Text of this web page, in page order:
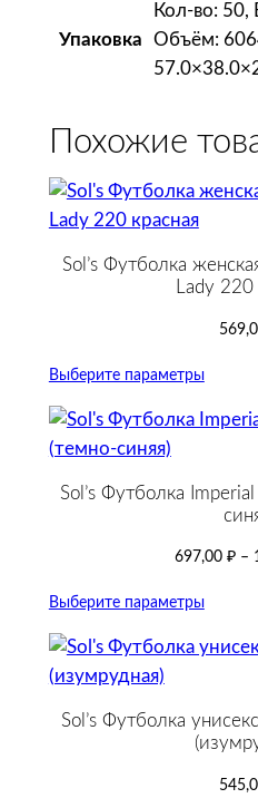
Упаковка
Кол-во: 50,
Объём:
Похожие
Sol’s Футболка
Lady 220
Выберите параметры
Sol’s Футболка
697,00 ₽ –
Выберите параметры
Sol’s Футболка